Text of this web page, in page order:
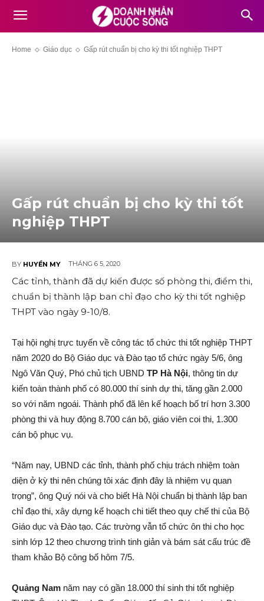
Home Giáo dục Gấp rút chuẩn bị cho kỳ thi tốt nghiệp THPT
Gấp rút chuẩn bị cho kỳ thi tốt
nghiệp THPT
BY HUYỀN MY THÁNG 6 5, 2020
Các tỉnh, thành đã dự kiến được số phòng thi, điểm thi,
chuẩn bị thành lập ban chỉ đạo cho kỳ thi tốt nghiệp
THPT vào ngày 9-10/8.
Tại hội nghị trực tuyến về công tác tổ chức thi tốt nghiệp THPT
năm 2020 do Bộ Giáo dục và Đào tạo tổ chức ngày 5/6, ông
Ngô Văn Quý, Phó chủ tịch UBND TP Hà Nội, thông tin dự
kiến toàn thành phố có 80.000 thí sinh dự thi, tăng gần 2.000
so với năm ngoái. Thành phố đã lên kế hoạch bố trí hơn 3.300
phòng thi và huy động 8.700 cán bộ, giáo viên coi thi, 1.300
cán bộ phục vụ.
“Năm nay, UBND các tỉnh, thành phố chịu trách nhiệm toàn
diện ở kỳ thi nên chúng tôi xác định đây là nhiệm vụ quan
trọng”, ông Quý nói và cho biết Hà Nội chuẩn bị thành lập ban
chỉ đạo thi, xây dựng kế hoạch chi tiết theo quy chế thi của Bộ
Giáo dục và Đào tạo. Các trường vẫn tổ chức ôn thi cho học
sinh lớp 12 theo chương trình tinh giản và bám sát cấu trúc đề
tham khảo Bộ công bố hôm 7/5.
Quảng Nam năm nay có gần 18.000 thí sinh thi tốt nghiệp